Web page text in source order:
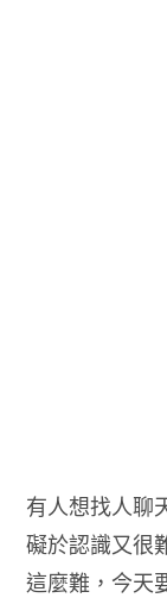
有人想找人聊
礙於認識又很
這麼難，今天